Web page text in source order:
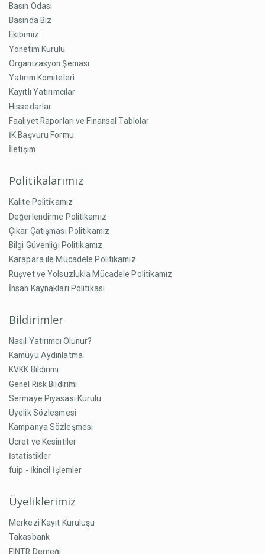
Basın Odası
Basında Biz
Ekibimiz
Yönetim Kurulu
Organizasyon Şeması
Yatırım Komiteleri
Kayıtlı Yatırımcılar
Hissedarlar
Faaliyet Raporları ve Finansal Tablolar
İK Başvuru Formu
İletişim
Politikalarımız
Kalite Politikamız
Değerlendirme Politikamız
Çıkar Çatışması Politikamız
Bilgi Güvenliği Politikamız
Karapara ile Mücadele Politikamız
Rüşvet ve Yolsuzlukla Mücadele Politikamız
İnsan Kaynakları Politikası
Bildirimler
Nasıl Yatırımcı Olunur?
Kamuyu Aydınlatma
KVKK Bildirimi
Genel Risk Bildirimi
Sermaye Piyasası Kurulu
Üyelik Sözleşmesi
Kampanya Sözleşmesi
Ücret ve Kesintiler
İstatistikler
fuip - İkincil İşlemler
Üyeliklerimiz
Merkezi Kayıt Kuruluşu
Takasbank
FINTR Derneği